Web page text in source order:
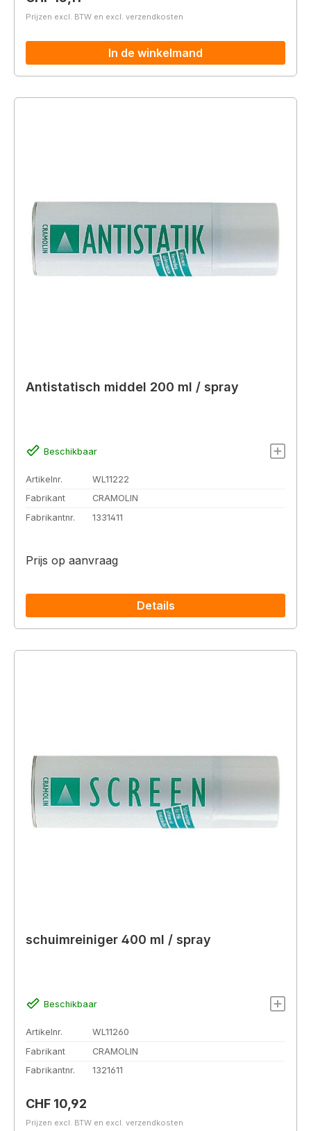
Prijzen excl. BTW en excl. verzendkosten
In de winkelmand
Antistatisch middel 200 ml / spray
Beschikbaar
Artikelnr.
WL11222
Fabrikant
CRAMOLIN
Fabrikantnr.
1331411
Prijs op aanvraag
Details
schuimreiniger 400 ml / spray
Beschikbaar
Artikelnr.
WL11260
Fabrikant
CRAMOLIN
Fabrikantnr.
1321611
Normale prijs:
CHF 10,92
Prijzen excl. BTW en excl. verzendkosten